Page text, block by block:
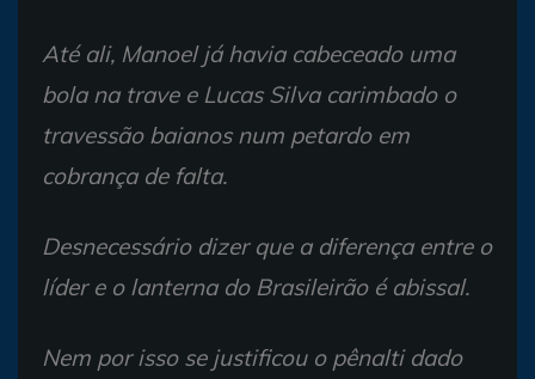
Até ali, Manoel já havia cabeceado uma
bola na trave e Lucas Silva carimbado o
travessão baianos num petardo em
cobrança de falta.
Desnecessário dizer que a diferença entre o
líder e o lanterna do Brasileirão é abissal.
Nem por isso se justificou o pênalti dado